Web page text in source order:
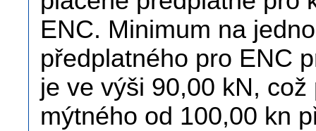
ENC. Minimum na
předplatného pro ENC
je ve výši 90,00 kN,
mýtného od 100,00 kn